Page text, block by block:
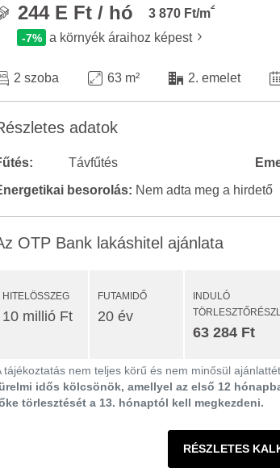
244 E Ft / hó 3 870 Ft/m
2
-7% a környék áraihoz képest
2 szoba 63 m² 2. emelet
adatok
Távfűtés
besorolás: Nem adta meg a hirdető
OTP Bank lakáshitel ajánlata
HITELÖSSZEG
10 millió Ft
FUTAMIDŐ
20 év
INDULÓ
63 284 Ft
tájékoztatás nem teljes körű és nem minősül
idős kölcsönök, amellyel az első 12
törlesztését a 13. hónaptól kell megkezdeni.
RÉSZLETES